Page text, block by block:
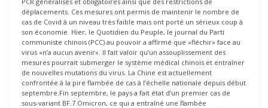
déplacements. Ces mesures ont permis de maintenir le nombre de
cas de Covid à un niveau très faible mais ont porté un sérieux coup à
son économie. Hier, le Quotidien du Peuple, le journal du Parti
communiste chinois (PCC) au pouvoir a affirmé que «fléchir» face au
virus «n’a aucun avenir». Il fait valoir qu’un assouplissement des
mesures pourrait submerger le système médical chinois et entraîner
de nouvelles mutations du virus. La Chine est actuellement
confrontée à la pire flambée de cas à l’échelle nationale depuis début
septembre.Fin septembre, le pays a fait état d’un premier cas de
sous-variant BF.7 Omicron, ce qui a entraîné une flambée